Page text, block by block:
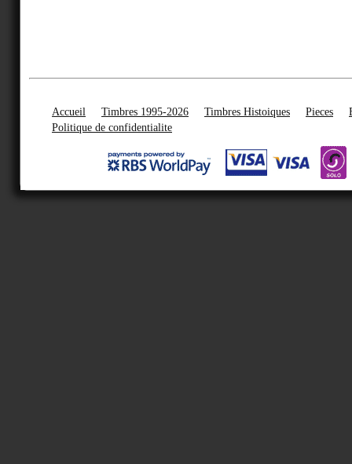
Accueil Timbres 1995-2026 Timbres Histoiques Pieces
Politique de confidentialite